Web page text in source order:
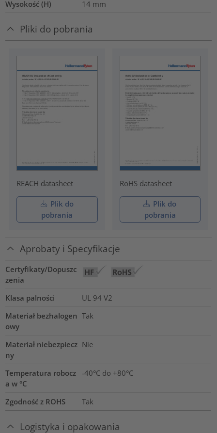
Wysokość (H) 14 mm
Pliki do pobrania
REACH datasheet
Plik do
pobrania
RoHS datasheet
Plik do
pobrania
Aprobaty i Specyfikacje
Certyfikaty/Dopuszc
zenia
Klasa palności
UL 94 V2
Materiał bezhalogen
owy
Tak
Materiał niebezpiecz
ny
Nie
Temperatura robocz
a w °C
-40°C do +80°C
Zgodność z ROHS Tak
Logistyka i opakowania